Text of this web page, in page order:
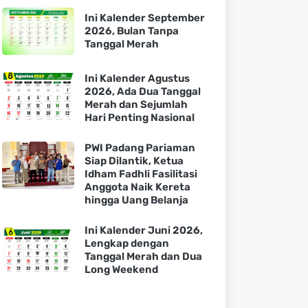
Ini Kalender September
2026, Bulan Tanpa
Tanggal Merah
Ini Kalender Agustus
2026, Ada Dua Tanggal
Merah dan Sejumlah
Hari Penting Nasional
PWI Padang Pariaman
Siap Dilantik, Ketua
Idham Fadhli Fasilitasi
Anggota Naik Kereta
hingga Uang Belanja
Ini Kalender Juni 2026,
Lengkap dengan
Tanggal Merah dan Dua
Long Weekend